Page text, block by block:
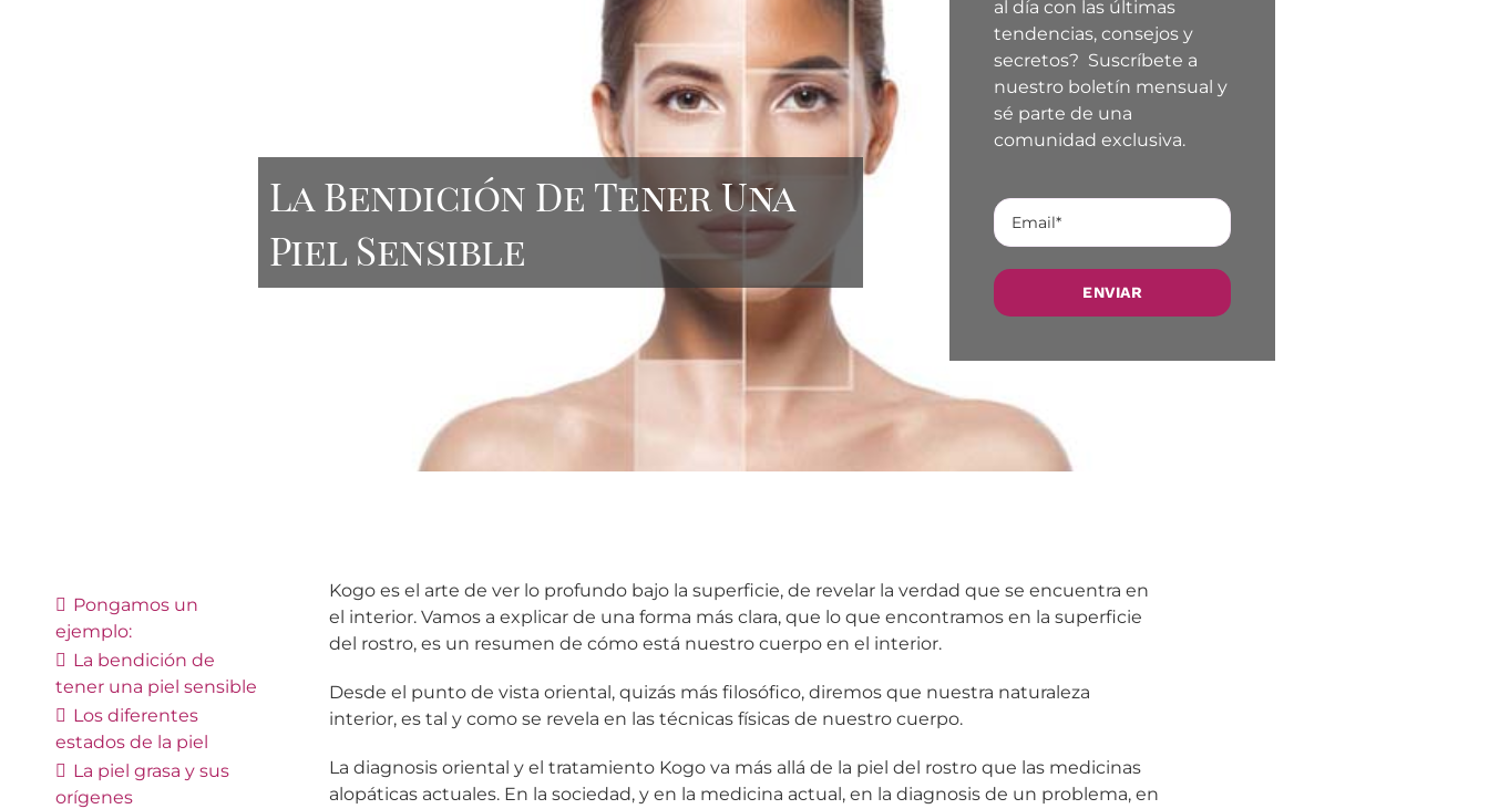
La Bendición De Tener Una
Piel Sensible
al día con las últimas
tendencias, consejos y
secretos? Suscríbete a
nuestro boletín mensual y
sé parte de una
comunidad exclusiva.
Pongamos un
ejemplo:
La bendición de
tener una piel sensible
Los diferentes
estados de la piel
La piel grasa y sus
orígenes
Kogo es el arte de ver lo profundo bajo la superficie, de revelar la verdad que se encuentra en
el interior. Vamos a explicar de una forma más clara, que lo que encontramos en la superficie
del rostro, es un resumen de cómo está nuestro cuerpo en el interior.
Desde el punto de vista oriental, quizás más filosófico, diremos que nuestra naturaleza
interior, es tal y como se revela en las técnicas físicas de nuestro cuerpo.
La diagnosis oriental y el tratamiento Kogo va más allá de la piel del rostro que las medicinas
alopáticas actuales. En la sociedad, y en la medicina actual, en la diagnosis de un problema, en